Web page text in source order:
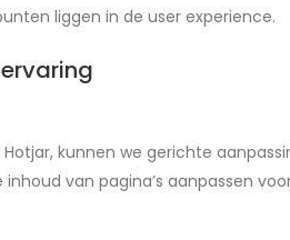
liggen in de user experience.
kunnen we gerichte
van pagina’s aanpassen